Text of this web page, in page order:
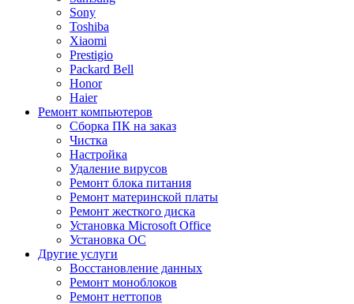
Sony
Toshiba
Xiaomi
Prestigio
Packard Bell
Honor
Haier
Ремонт компьютеров
Сборка ПК на заказ
Чистка
Настройка
Удаление вирусов
Ремонт блока питания
Ремонт материнской платы
Ремонт жесткого диска
Установка Microsoft Office
Установка ОС
Другие услуги
Восстановление данных
Ремонт моноблоков
Ремонт неттопов